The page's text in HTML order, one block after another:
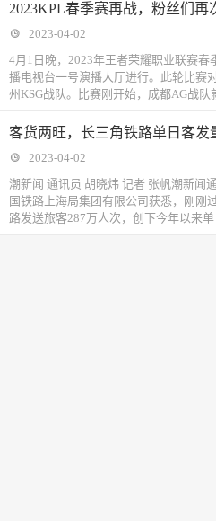
2023KPL春季赛再战，粉丝们再
2023-04-02
4月1日晚，2023年王者荣耀职业联赛
播电视台一号演播大厅进行。此轮比赛
州KSG战队。比赛刚开始，成都AG战队
客货两旺，长三角铁路单日客发
2023-04-02
潮新闻 通讯员 胡晓炜 记者 张帆潮新闻
国铁路上海局集团有限公司获悉，刚刚
路发送旅客287万人次，创下今年以来单